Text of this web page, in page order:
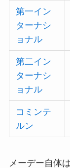
第一イン
ターナシ
ョナル
第二イン
ターナシ
ョナル
コミンテ
ルン
メーデー自体